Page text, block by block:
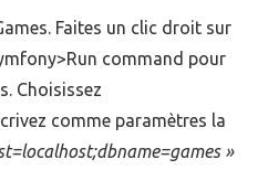
Faites un clic droit sur
command pour
Choisissez
comme paramètres la
»